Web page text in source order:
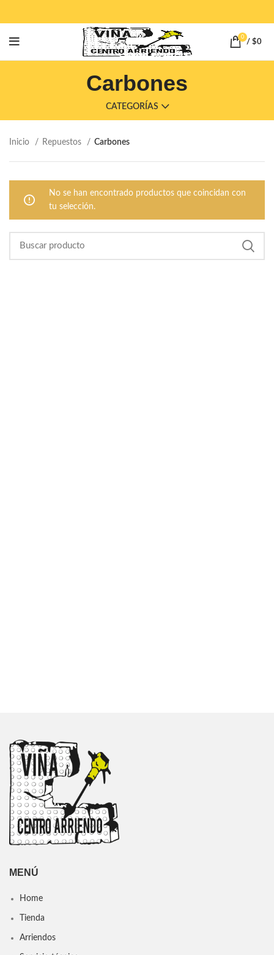
0
/ $0
Carbones
CATEGORÍAS
Inicio Repuestos Carbones
No se han encontrado productos que coincidan con
tu selección.
MENÚ
Home
Tienda
Arriendos